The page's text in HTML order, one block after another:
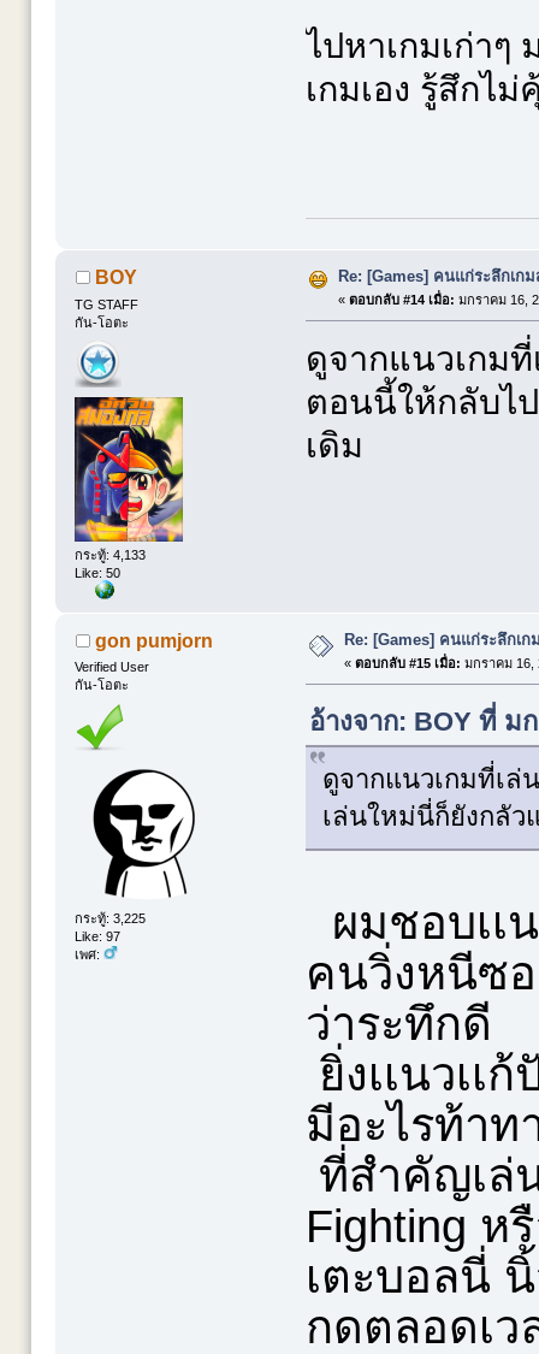
ไปหาเกมเก่าๆ
เกมเอง รู้สึกไม่
BOY
TG STAFF
กัน-โอตะ
กระทู้: 4,133
Like: 50
Re: [Games] คนแก่ระลึกเกม
« ตอบกลับ #14 เมื่อ: มกราคม 16,
ดูจากแนวเกม
ตอนนี้ให้กลับไ
เดิม
gon pumjorn
Verified User
กัน-โอตะ
กระทู้: 3,225
Like: 97
เพศ:
Re: [Games] คนแก่ระลึกเก
« ตอบกลับ #15 เมื่อ: มกราคม 16,
อ้างจาก: BOY ที่ ม
ดูจากแนวเกมที่เ
เล่นใหม่นี่ก็ยังกลัว
ผมชอบเเ
คนวิ่งหนีซ
ว่าระทึกดี
ยิ่งเเนวเเ
มีอะไรท้าท
ที่สำคัญเล่
Fighting ห
เตะบอลนี่
กดตลอดเว